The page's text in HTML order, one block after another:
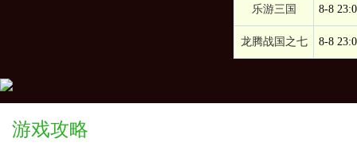
乐游三国 8-8
龙腾战国之七 8-8
游戏攻略